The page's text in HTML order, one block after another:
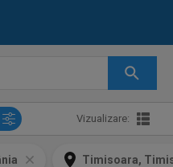
Vizualizare:
Timisoara,